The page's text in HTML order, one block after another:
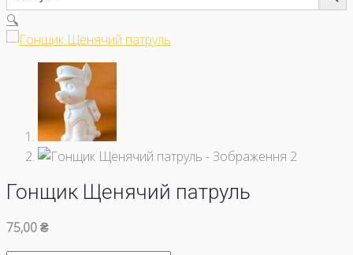
🔍
Гонщик Щенячий патруль
75,00₴